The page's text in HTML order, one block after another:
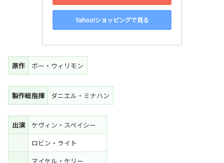
Yahoo!ショッピングで見る
原作 ボー・ウィリモン
製作総指揮 ダニエル・ミナハン
出演
ケヴィン・スペイシー
ロビン・ライト
マイケル・ケリー